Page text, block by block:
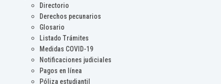
Directorio
Derechos pecunarios
Glosario
Listado Trámites
Medidas COVID-19
Notificaciones judiciales
Pagos en línea
Póliza estudiantil